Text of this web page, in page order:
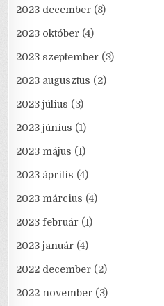
2023 december (8)
2023 október (4)
2023 szeptember (3)
2023 augusztus (2)
2023 július (3)
2023 június (1)
2023 május (1)
2023 április (4)
2023 március (4)
2023 február (1)
2023 január (4)
2022 december (2)
2022 november (3)